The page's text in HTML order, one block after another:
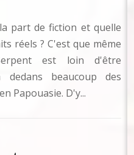
part de fiction et quelle
réels ? C'est que même
est loin d'être
beaucoup des
Papouasie. D'y...